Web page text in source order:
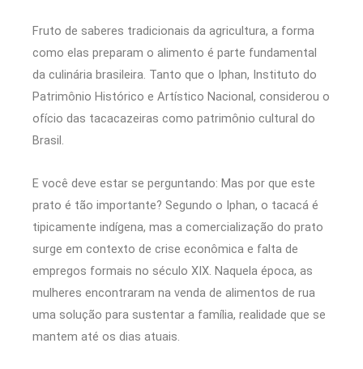
Fruto de saberes tradicionais da agricultura, a forma
como elas preparam o alimento é parte fundamental
da culinária brasileira. Tanto que o Iphan, Instituto do
Patrimônio Histórico e Artístico Nacional, considerou o
ofício das tacacazeiras como patrimônio cultural do
Brasil.
E você deve estar se perguntando: Mas por que este
prato é tão importante? Segundo o Iphan, o tacacá é
tipicamente indígena, mas a comercialização do prato
surge em contexto de crise econômica e falta de
empregos formais no século XIX. Naquela época, as
mulheres encontraram na venda de alimentos de rua
uma solução para sustentar a família, realidade que se
mantem até os dias atuais.